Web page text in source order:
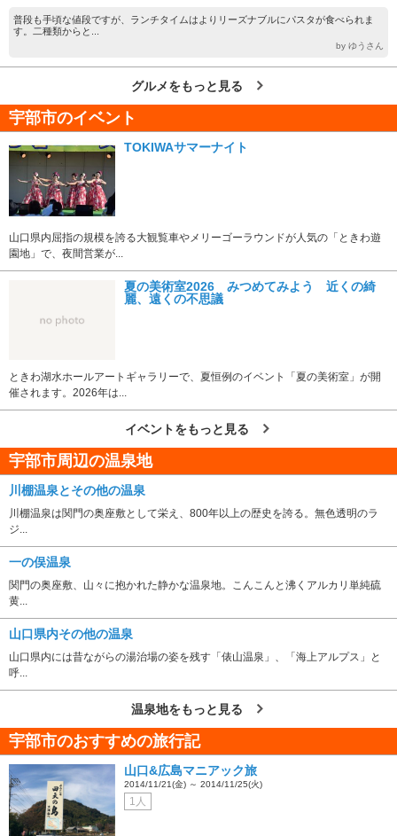
普段も手頃な値段ですが、ランチタイムはよりリーズナブルにパスタが食べられま
す。二種類からと...
by ゆうさん
グルメをもっと見る
宇部市のイベント
TOKIWAサマーナイト
山口県内屈指の規模を誇る大観覧車やメリーゴーラウンドが人気の「ときわ遊
園地」で、夜間営業が...
夏の美術室2026 みつめてみよう 近くの綺
麗、遠くの不思議
ときわ湖水ホールアートギャラリーで、夏恒例のイベント「夏の美術室」が開
催されます。2026年は...
イベントをもっと見る
宇部市周辺の温泉地
川棚温泉とその他の温泉
川棚温泉は関門の奥座敷として栄え、800年以上の歴史を誇る。無色透明のラ
ジ...
一の俣温泉
関門の奥座敷、山々に抱かれた静かな温泉地。こんこんと沸くアルカリ単純硫
黄...
山口県内その他の温泉
山口県内には昔ながらの湯治場の姿を残す「俵山温泉」、「海上アルプス」と
呼...
温泉地をもっと見る
宇部市のおすすめの旅行記
山口&広島マニアック旅
2014/11/21(金) ～ 2014/11/25(火)
1人